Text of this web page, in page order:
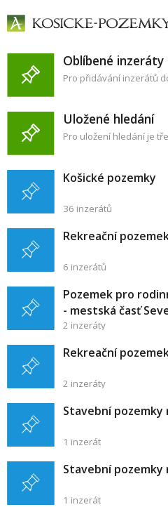
Oblíbené inzeráty
Pro přidávání inzerátů
Uložené hledání
Pro uložení hledání je
Košické pozemky
36 inzerátů
Rekreační
6 inzerátů
Pozemek pro
- mestská časť
2 inzeráty
Rekreační
2 inzeráty
Stavební pozemky
1 inzerát
Stavební pozemky
1 inzerát